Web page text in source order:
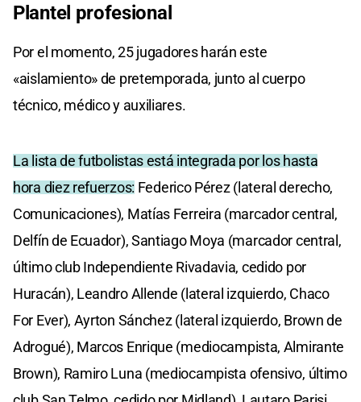
Plantel profesional
Por el momento, 25 jugadores harán este
«aislamiento» de pretemporada, junto al cuerpo
técnico, médico y auxiliares.
La lista de futbolistas está integrada por los hasta
hora diez refuerzos: Federico Pérez (lateral derecho,
Comunicaciones), Matías Ferreira (marcador central,
Delfín de Ecuador), Santiago Moya (marcador central,
último club Independiente Rivadavia, cedido por
Huracán), Leandro Allende (lateral izquierdo, Chaco
For Ever), Ayrton Sánchez (lateral izquierdo, Brown de
Adrogué), Marcos Enrique (mediocampista, Almirante
Brown), Ramiro Luna (mediocampista ofensivo, último